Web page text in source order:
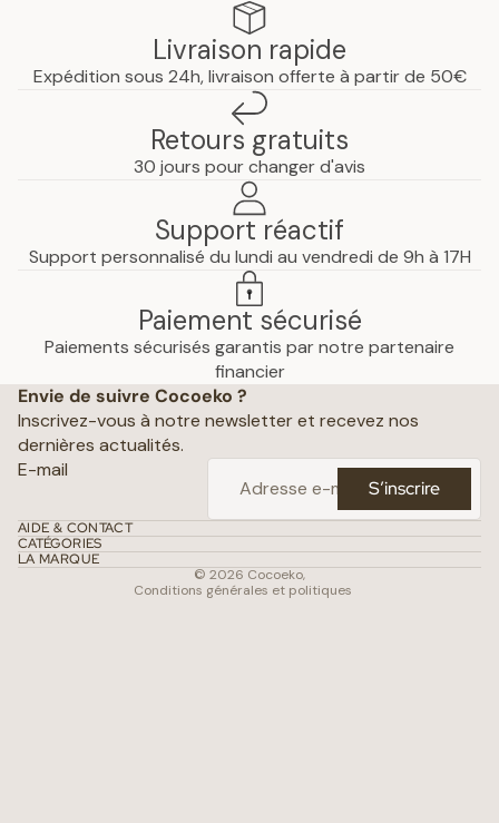
Livraison rapide
Expédition sous 24h, livraison offerte à partir de 50€
Retours gratuits
30 jours pour changer d'avis
Support réactif
Support personnalisé du lundi au vendredi de 9h à 17H
Paiement sécurisé
Paiements sécurisés garantis par notre partenaire
financier
Envie de suivre Cocoeko ?
Inscrivez-vous à notre newsletter et recevez nos
dernières actualités.
E-mail
S’inscrire
AIDE & CONTACT
CATÉGORIES
LA MARQUE
© 2026 Cocoeko,
Conditions générales et politiques
Mentions légales
Conditions générales de vente
Coordonnées
Conditions d’utilisation